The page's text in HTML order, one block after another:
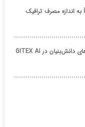
به اندازه مصرف ترافیک
حمایت تا سقف ۴۵۰ میلیون تومان از حضور شرکت‌های دانش‌بنیان در GITEX AI